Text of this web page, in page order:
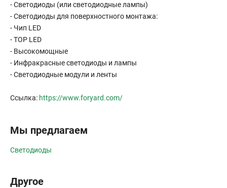
- Светодиоды (или светодиодные лампы)
- Светодиоды для поверхностного монтажа:
- Чип LED
- TOP LED
- Высокомощные
- Инфракрасные светодиоды и лампы
- Светодиодные модули и ленты
Ссылка: https://www.foryard.com/
Мы предлагаем
Светодиоды
Другое